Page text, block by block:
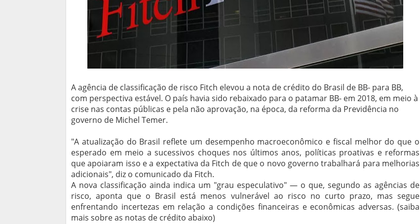
A agência de classificação de risco Fitch elevou a nota de crédito do Brasil de BB- para BB,
com perspectiva estável. O país havia sido rebaixado para o patamar BB- em 2018, em meio à
crise nas contas públicas e pela não aprovação, na época, da reforma da Previdência no
governo de Michel Temer.
"A atualização do Brasil reflete um desempenho macroeconômico e fiscal melhor do que o
esperado em meio a sucessivos choques nos últimos anos, políticas proativas e reformas
que apoiaram isso e a expectativa da Fitch de que o novo governo trabalhará para melhorias
adicionais", diz o comunicado da Fitch.
A nova classificação ainda indica um "grau especulativo" — o que, segundo as agências de
risco, aponta que o Brasil está menos vulnerável ao risco no curto prazo, mas segue
enfrentando incertezas em relação a condições financeiras e econômicas adversas. (saiba
mais sobre as notas de crédito abaixo)